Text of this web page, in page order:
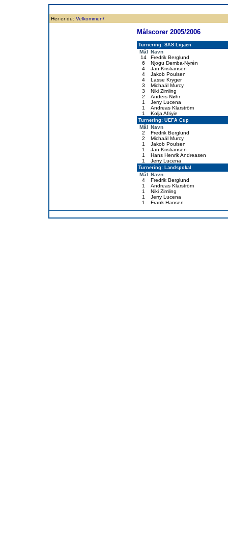
Her er du: Velkommen/
Målscorer 2005/2006
Turnering: SAS Ligaen
Mål Navn
14
Fredrik Berglund
6
Njogu Demba-Nyrén
4
Jan Kristiansen
4
Jakob Poulsen
4
Lasse Kryger
3
Michaäl Murcy
3
Niki Zimling
2
Anders Nøhr
1
Jerry Lucena
1
Andreas Klarström
1
Kolja Afriyie
Turnering: UEFA Cup
Mål Navn
2
Fredrik Berglund
2
Michaäl Murcy
1
Jakob Poulsen
1
Jan Kristiansen
1
Hans Henrik Andreasen
1
Jerry Lucena
Turnering: Landspokal
Mål Navn
4
Fredrik Berglund
1
Andreas Klarström
1
Niki Zimling
1
Jerry Lucena
1
Frank Hansen